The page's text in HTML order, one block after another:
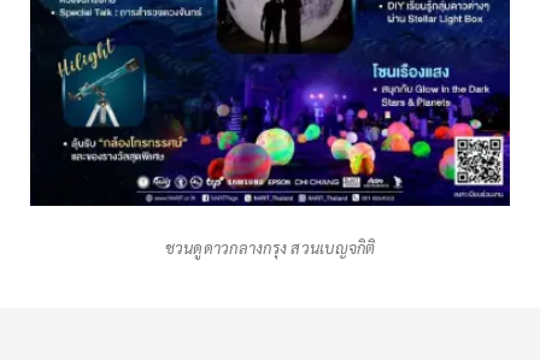
ชวนดูดาวกลางกรุง สวนเบญจกิติ